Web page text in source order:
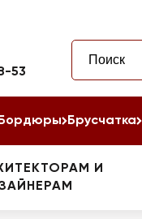
53
Бордюры Брусчатка
И